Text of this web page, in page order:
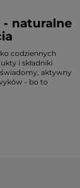
naturalne
codziennych
i składniki
aktywny
- bo to